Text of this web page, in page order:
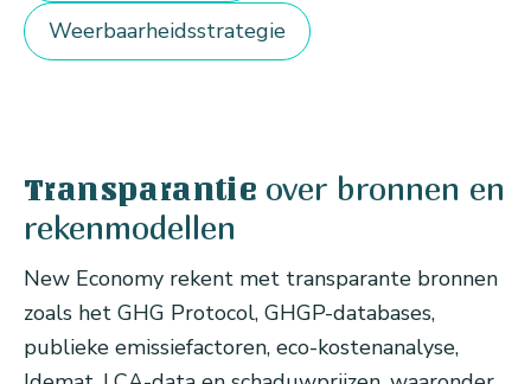
Weerbaarheidsstrategie
Transparantie over bronnen en
rekenmodellen
New Economy rekent met transparante bronnen
zoals het GHG Protocol, GHGP-databases,
publieke emissiefactoren, eco-kostenanalyse,